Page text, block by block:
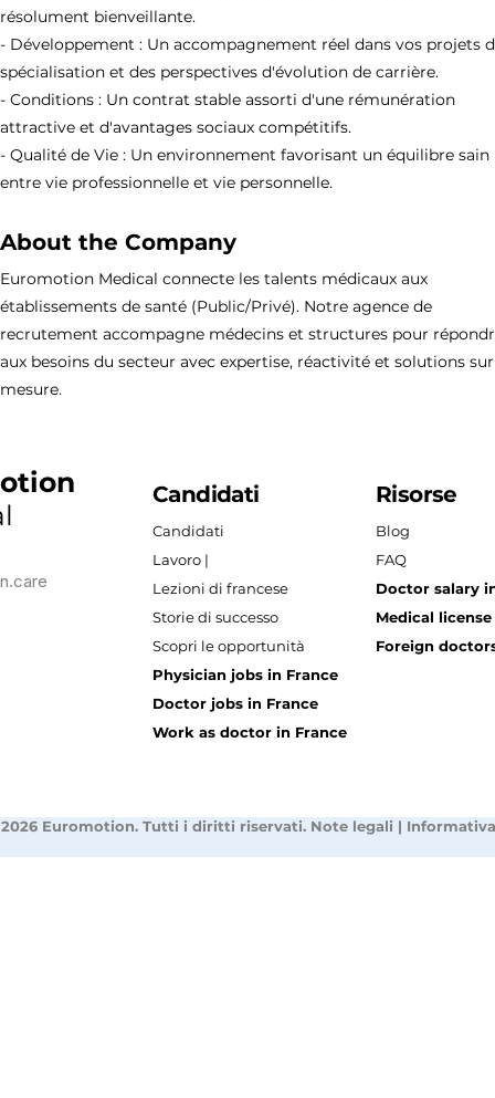
résolument bienveillante.
- Développement : Un accompagnement réel dans vos projets
spécialisation et des perspectives d'évolution de carrière.
- Conditions : Un contrat stable assorti d'une rémunération
attractive et d'avantages sociaux compétitifs.
- Qualité de Vie : Un environnement favorisant un équilibre sain
entre vie professionnelle et vie personnelle.
About the Company
Euromotion Medical connecte les talents médicaux aux
établissements de santé (Public/Privé). Notre agence de
recrutement accompagne médecins et structures pour
aux besoins du secteur avec expertise, réactivité et solutions sur
mesure.
Candidati
Candidati
Lavoro |
Lezioni di francese
Storie di successo
Scopri le opportunità
Physician jobs in France
Doctor jobs in France
Work as doctor in France
Risorse
Blog
FAQ
Doctor salary
Medical
Foreign
Euromotion. Tutti i diritti riservati. Note legali |